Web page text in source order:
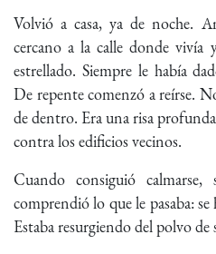
Volvió a casa, ya de noche.
cercano a la calle donde vivía
estrellado. Siempre le había
De repente comenzó a reírse.
de dentro. Era una risa
contra los edificios vecinos.
Cuando consiguió
comprendió lo que le pasaba:
Estaba resurgiendo del polvo de